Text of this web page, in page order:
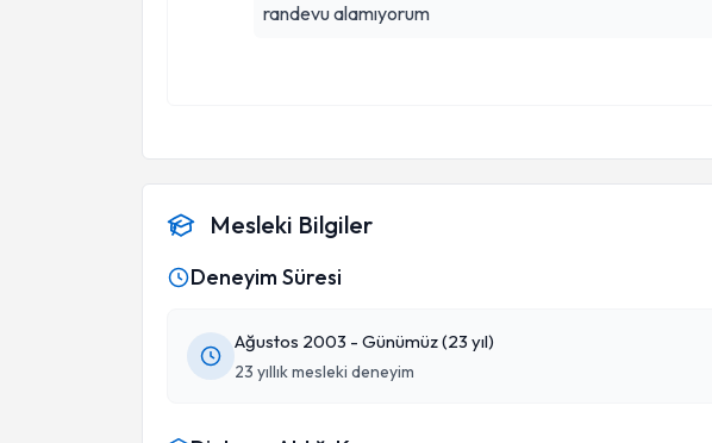
randevu alamıyorum
Mesleki Bilgiler
Deneyim Süresi
Ağustos 2003 - Günümüz (23 yıl)
23 yıllık mesleki deneyim